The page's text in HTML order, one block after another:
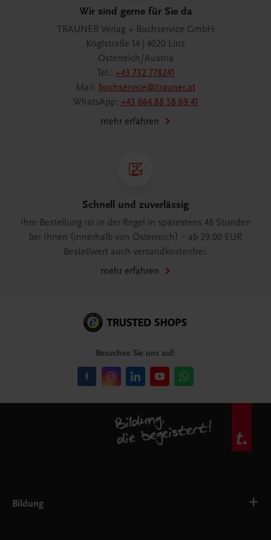
Wir sind gerne für Sie da
TRAUNER Verlag + Buchservice GmbH
Köglstraße 14 | 4020 Linz
Österreich/Austria
Tel.: +43 732 778241
Mail: buchservice@trauner.at
WhatsApp: +43 664 88 58 69 41
mehr erfahren
Schnell und zuverlässig
Ihre Bestellung ist in der Regel in spätestens 48 Stunden
bei Ihnen (innerhalb von Österreich) – ab 29,00 EUR
Bestellwert auch versandkostenfrei.
mehr erfahren
Besuchen Sie uns auf:
Bildung